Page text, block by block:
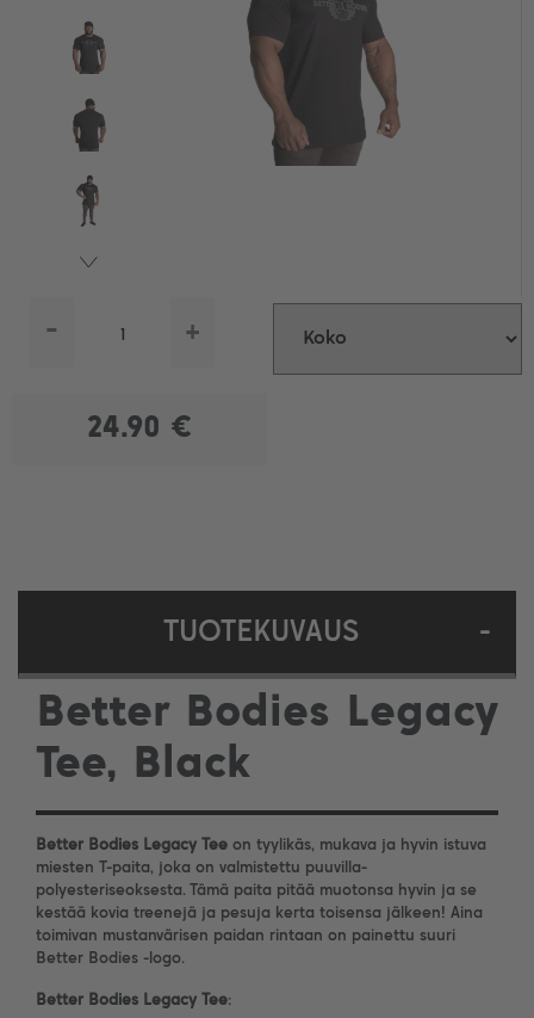
- +
24.90 €
TUOTEKUVAUS -
Better Bodies Legacy
Tee, Black
Better Bodies Legacy Tee on tyylikäs, mukava ja hyvin istuva
miesten T-paita, joka on valmistettu puuvilla-
polyesteriseoksesta. Tämä paita pitää muotonsa hyvin ja se
kestää kovia treenejä ja pesuja kerta toisensa jälkeen! Aina
toimivan mustanvärisen paidan rintaan on painettu suuri
Better Bodies -logo.
Better Bodies Legacy Tee: